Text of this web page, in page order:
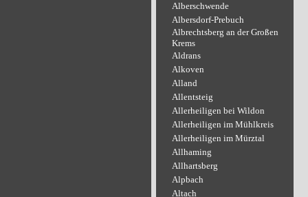
Alberschwende
Albersdorf-Prebuch
Albrechtsberg an der Großen
Krems
Aldrans
Alkoven
Alland
Allentsteig
Allerheiligen bei Wildon
Allerheiligen im Mühlkreis
Allerheiligen im Mürztal
Allhaming
Allhartsberg
Alpbach
Altach